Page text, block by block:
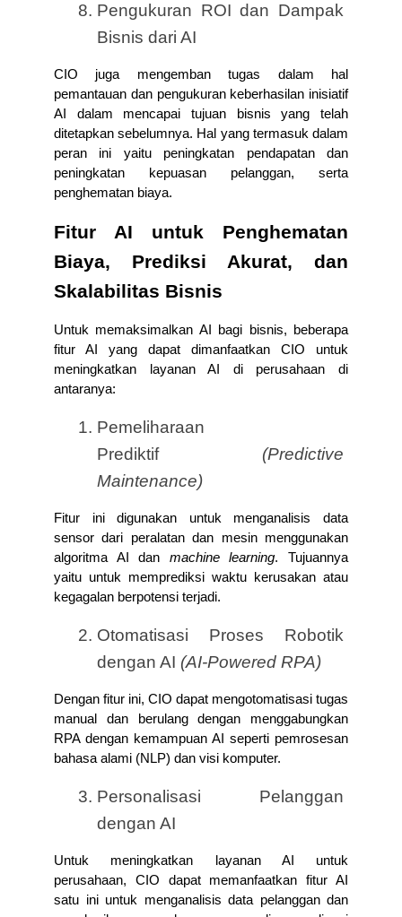
Pengukuran ROI dan Dampak
Bisnis dari AI
CIO juga mengemban tugas dalam hal
pemantauan dan pengukuran keberhasilan inisiatif
AI dalam mencapai tujuan bisnis yang telah
ditetapkan sebelumnya. Hal yang termasuk dalam
peran ini yaitu peningkatan pendapatan dan
peningkatan kepuasan pelanggan, serta
penghematan biaya.
Fitur AI untuk Penghematan
Biaya, Prediksi Akurat, dan
Skalabilitas Bisnis
Untuk memaksimalkan AI bagi bisnis, beberapa
fitur AI yang dapat dimanfaatkan CIO untuk
meningkatkan layanan AI di perusahaan di
antaranya:
Pemeliharaan
Prediktif (Predictive
Maintenance)
Fitur ini digunakan untuk menganalisis data
sensor dari peralatan dan mesin menggunakan
algoritma AI dan machine learning. Tujuannya
yaitu untuk memprediksi waktu kerusakan atau
kegagalan berpotensi terjadi.
Otomatisasi Proses Robotik
dengan AI (AI-Powered RPA)
Dengan fitur ini, CIO dapat mengotomatisasi tugas
manual dan berulang dengan menggabungkan
RPA dengan kemampuan AI seperti pemrosesan
bahasa alami (NLP) dan visi komputer.
Personalisasi Pelanggan
dengan AI
Untuk meningkatkan layanan AI untuk
perusahaan, CIO dapat memanfaatkan fitur AI
satu ini untuk menganalisis data pelanggan dan